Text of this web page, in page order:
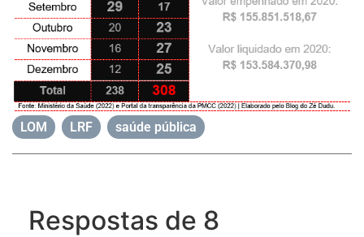
LOM LRF saúde pública
Respostas de 8